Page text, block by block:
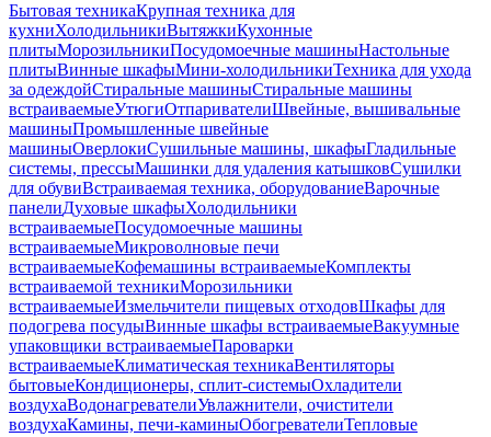
Бытовая техникаКрупная техника для
кухниХолодильникиВытяжкиКухонные
плитыМорозильникиПосудомоечные машиныНастольные
плитыВинные шкафыМини-холодильникиТехника для ухода
за одеждойСтиральные машиныСтиральные машины
встраиваемыеУтюгиОтпаривателиШвейные, вышивальные
машиныПромышленные швейные
машиныОверлокиСушильные машины, шкафыГладильные
системы, прессыМашинки для удаления катышковСушилки
для обувиВстраиваемая техника, оборудованиеВарочные
панелиДуховые шкафыХолодильники
встраиваемыеПосудомоечные машины
встраиваемыеМикроволновые печи
встраиваемыеКофемашины встраиваемыеКомплекты
встраиваемой техникиМорозильники
встраиваемыеИзмельчители пищевых отходовШкафы для
подогрева посудыВинные шкафы встраиваемыеВакуумные
упаковщики встраиваемыеПароварки
встраиваемыеКлиматическая техникаВентиляторы
бытовыеКондиционеры, сплит-системыОхладители
воздухаВодонагревателиУвлажнители, очистители
воздухаКамины, печи-каминыОбогревателиТепловые